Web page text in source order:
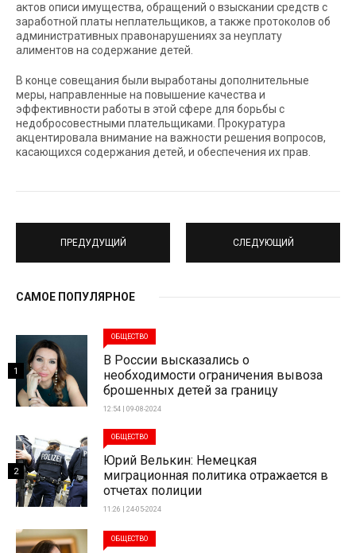
актов описи имущества, обращений о взыскании средств с
заработной платы неплательщиков, а также протоколов об
административных правонарушениях за неуплату
алиментов на содержание детей.
В конце совещания были выработаны дополнительные
меры, направленные на повышение качества и
эффективности работы в этой сфере для борьбы с
недобросовестными плательщиками. Прокуратура
акцентировала внимание на важности решения вопросов,
касающихся содержания детей, и обеспечения их прав.
ПРЕДУДУЩИЙ СЛЕДУЮЩИЙ
САМОЕ ПОПУЛЯРНОЕ
ОБЩЕСТВО
В России высказались о
необходимости ограничения вывоза
брошенных детей за границу
12:54 | 09-08-2024
1
ОБЩЕСТВО
Юрий Велькин: Немецкая
миграционная политика отражается в
отчетах полиции
11:26 | 24-05-2024
2
ОБЩЕСТВО